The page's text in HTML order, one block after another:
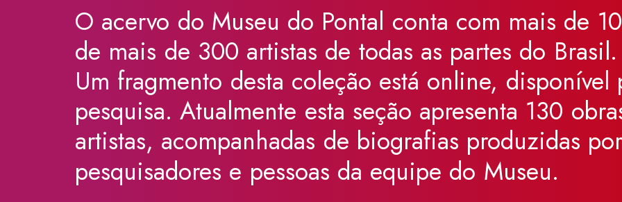
O acervo do Museu do Pontal conta com mais de 10
de mais de 300 artistas de todas as partes do Brasil.
Um fragmento desta coleção está online, disponível
pesquisa. Atualmente esta seção apresenta 130
artistas, acompanhadas de biografias produzidas
pesquisadores e pessoas da equipe do Museu.